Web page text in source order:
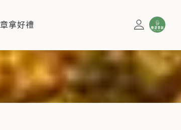
風土民情的獨特性，並在繼承民族傳
拿好禮